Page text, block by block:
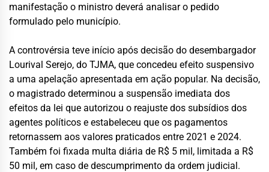
manifestação o ministro deverá analisar o pedido
formulado pelo município.
A controvérsia teve início após decisão do desembargador
Lourival Serejo, do TJMA, que concedeu efeito suspensivo
a uma apelação apresentada em ação popular. Na decisão,
o magistrado determinou a suspensão imediata dos
efeitos da lei que autorizou o reajuste dos subsídios dos
agentes políticos e estabeleceu que os pagamentos
retornassem aos valores praticados entre 2021 e 2024.
Também foi fixada multa diária de R$ 5 mil, limitada a R$
50 mil, em caso de descumprimento da ordem judicial.